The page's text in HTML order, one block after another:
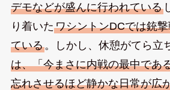
デモなどが盛んに行われている
り着いたワシントンDCでは銃
ている。しかし、休憩がてら立
は、「今まさに内戦の最中であ
忘れさせるほど静かな日常が広